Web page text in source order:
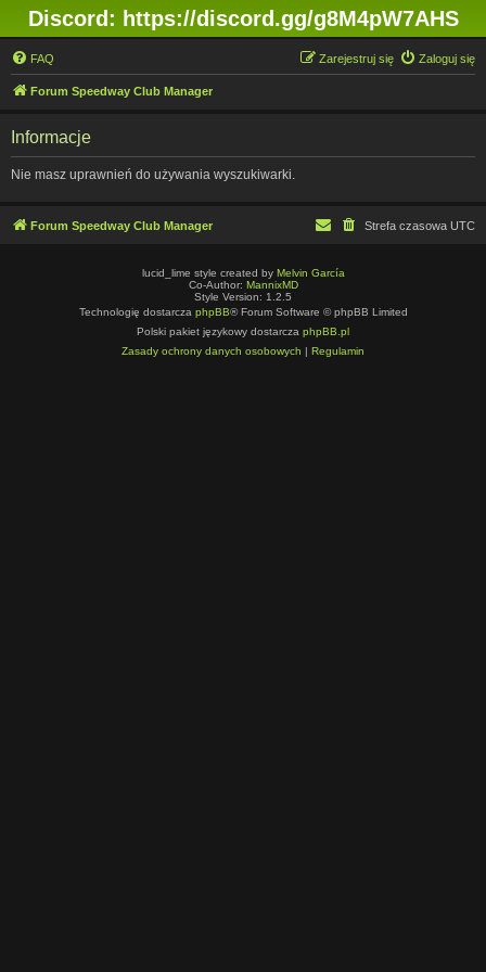
Discord: https://discord.gg/g8M4pW7AHS
FAQ Zaloguj się
Zarejestruj się
Forum Speedway Club Manager
Informacje
Nie masz uprawnień do używania wyszukiwarki.
Forum Speedway Club Manager Strefa czasowa UTC
lucid_lime style created by Melvin García
Co-Author: MannixMD
Style Version: 1.2.5
Technologię dostarcza phpBB® Forum Software © phpBB Limited
Polski pakiet językowy dostarcza phpBB.pl
Zasady ochrony danych osobowych | Regulamin